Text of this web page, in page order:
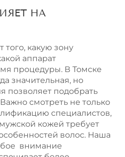
НА
того, какую зону
аппарат
процедуры. В Томске
значительная, но
позволяет подобрать
смотреть не только
специалистов,
кожей требует
волос. Наша
внимание